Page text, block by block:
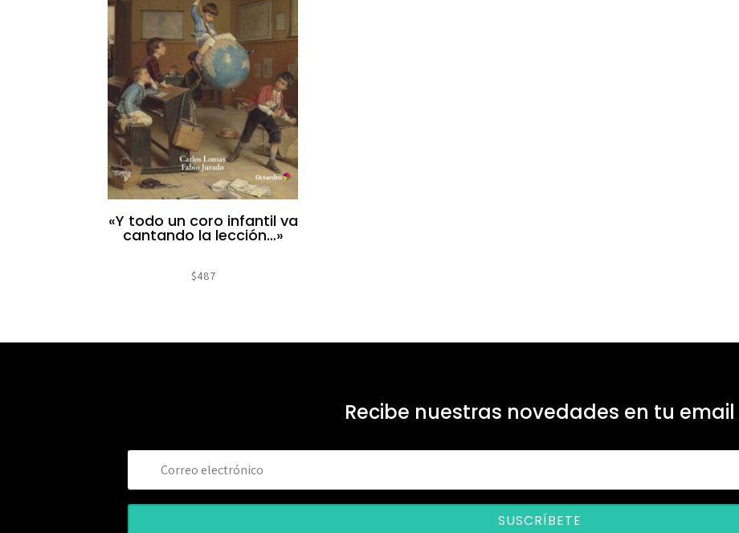
«Y todo un coro infantil va
cantando la lección…»
$487
Recibe nuestras novedades en tu email
SUSCRÍBETE